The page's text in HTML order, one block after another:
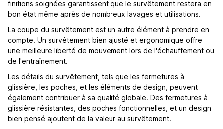
finitions soignées garantissent que le survêtement restera en
bon état même après de nombreux lavages et utilisations.
La coupe du survêtement est un autre élément à prendre en
compte. Un survêtement bien ajusté et ergonomique offre
une meilleure liberté de mouvement lors de l'échauffement ou
de l'entraînement.
Les détails du survêtement, tels que les fermetures à
glissière, les poches, et les éléments de design, peuvent
également contribuer à sa qualité globale. Des fermetures à
glissière résistantes, des poches fonctionnelles, et un design
bien pensé ajoutent de la valeur au survêtement.